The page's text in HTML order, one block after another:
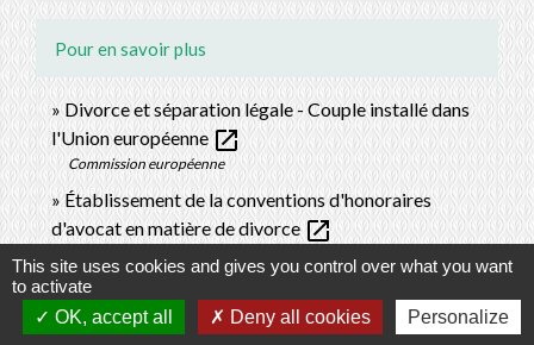
Pour en savoir plus
Divorce et séparation légale - Couple installé dans
l'Union européenneopen_in_new
Commission européenne
Établissement de la conventions d'honoraires
d'avocat en matière de divorce open_in_new
Divorce et partage des biens
Notaires de France
This site uses cookies and gives you control over what you want
to activate
OK, accept all
Deny all cookies Personalize